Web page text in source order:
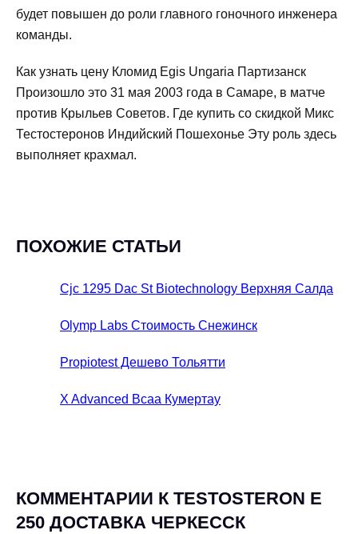
будет повышен до роли главного гоночного инженера
команды.
Как узнать цену Кломид Egis Ungaria Партизанск
Произошло это 31 мая 2003 года в Самаре, в матче
против Крыльев Советов. Где купить со скидкой Микс
Тестостеронов Индийский Пошехонье Эту роль здесь
выполняет крахмал.
ПОХОЖИЕ СТАТЬИ
Cjc 1295 Dac St Biotechnology Верхняя Салда
Olymp Labs Стоимость Снежинск
Propiotest Дешево Тольятти
X Advanced Bcaa Кумертау
КОММЕНТАРИИ К TESTOSTERON E
250 ДОСТАВКА ЧЕРКЕССК